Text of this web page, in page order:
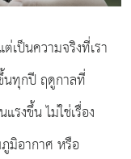
เป็นความจริงที่เรา
นทุกปี ฤดูกาลที่
รงขึ้น ไม่ใช่เรื่อง
มิอากาศ หรือ